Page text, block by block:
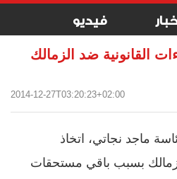
فيديو
القانونية ضد الزمالك
2014-12-27T03:20:23+02:00
ماجد نجاتي، اتخاذ
بسبب باقي مستحقات